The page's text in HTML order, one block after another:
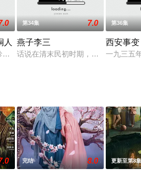
人
的《九阴真经》无故失踪，之后，圆慧
第34集 7.0
燕子李三
话说在清末民初时期，一代豪侠燕子
第36集
西安事变
一九三五
完结 8.0 更新至第8